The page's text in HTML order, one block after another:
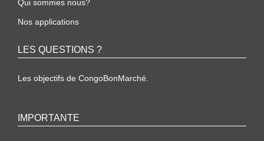
Qui sommes nous?
Nos applications
LES QUESTIONS ?
Les objectifs de CongoBonMarché.
IMPORTANTE